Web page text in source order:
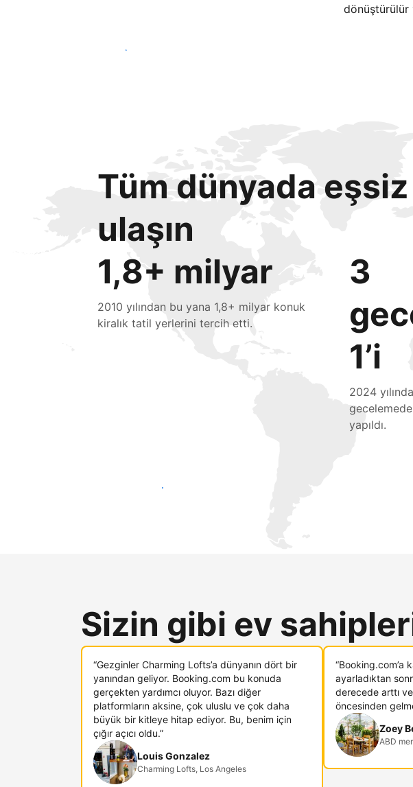
dönüştürülür
Hemen başla
Tüm dünyada
ulaşın
1,8+ milyar
2010 yılından bu yana 1,8+ milyar konuk
kiralık tatil yerlerini tercih etti.
3
1’i
2024
yapıldı.
Hemen yeni konuklara ulaş
Sizin gibi ev
“Gezginler Charming Lofts’a dünyanın dört bir
yanından geliyor. Booking.com bu konuda
gerçekten yardımcı oluyor. Bazı diğer
platformların aksine, çok uluslu ve çok daha
büyük bir kitleye hitap ediyor. Bu, benim için
çığır açıcı oldu.”
Louis Gonzalez
Charming Lofts, Los Angeles
“Booking.com’a
ayarladıktan
derecede arttı
öncesinden
Zoey
ABD